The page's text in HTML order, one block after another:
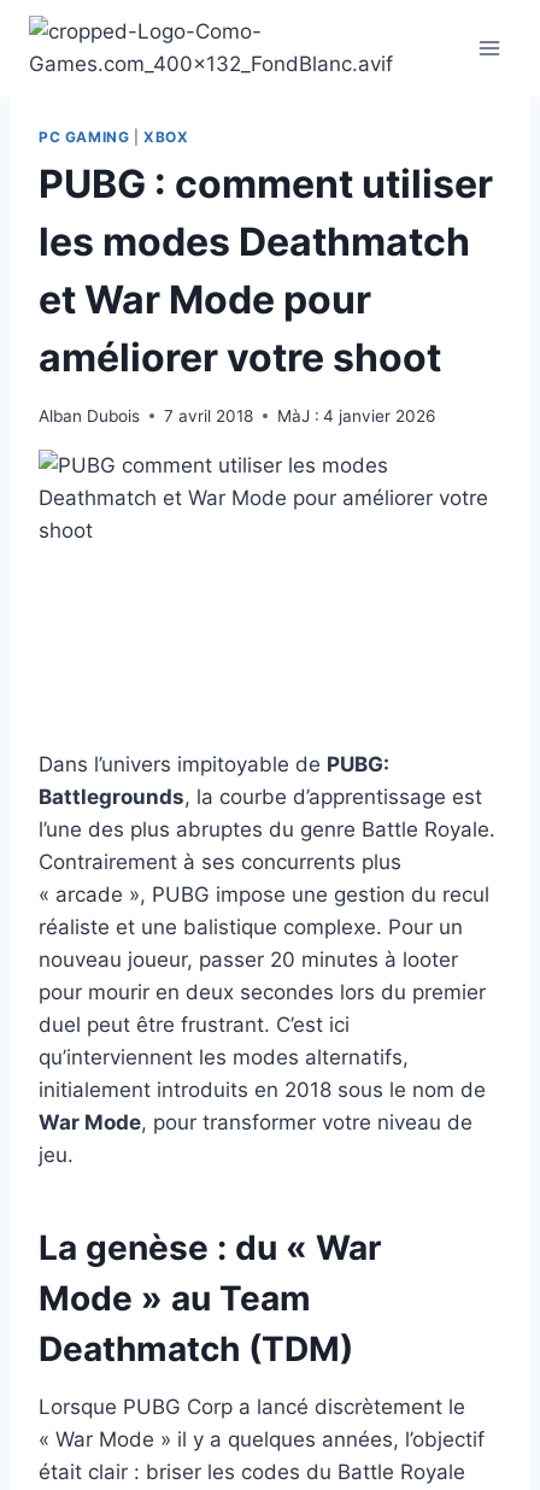
Aller
contenu
PC GAMING |XBOX
PUBG : comment utiliser
les modes Deathmatch
et War Mode pour
améliorer votre shoot
Alban Dubois 7 avril 2018 MàJ : 4 janvier 2026
Dans l’univers impitoyable de PUBG:
Battlegrounds, la courbe d’apprentissage est
l’une des plus abruptes du genre Battle Royale.
Contrairement à ses concurrents plus
« arcade », PUBG impose une gestion du recul
réaliste et une balistique complexe. Pour un
nouveau joueur, passer 20 minutes à looter
pour mourir en deux secondes lors du premier
duel peut être frustrant. C’est ici
qu’interviennent les modes alternatifs,
initialement introduits en 2018 sous le nom de
War Mode, pour transformer votre niveau de
jeu.
La genèse : du « War
Mode » au Team
Deathmatch (TDM)
Lorsque PUBG Corp a lancé discrètement le
« War Mode » il y a quelques années, l’objectif
était clair : briser les codes du Battle Royale